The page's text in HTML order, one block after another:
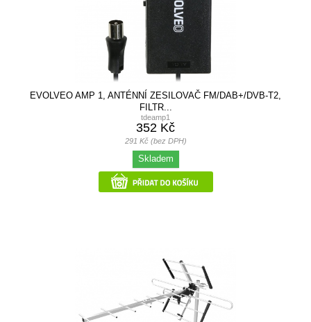
EVOLVEO AMP 1, ANTÉNNÍ ZESILOVAČ FM/DAB+/DVB-T2,
FILTR...
tdeamp1
352 Kč
291 Kč (bez DPH)
Skladem